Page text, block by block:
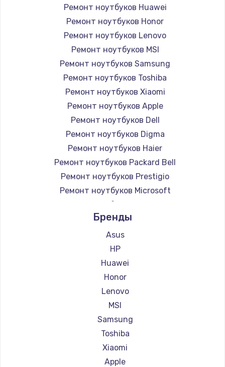
Ремонт ноутбуков Huawei
Ремонт ноутбуков Honor
Ремонт ноутбуков Lenovo
Ремонт ноутбуков MSI
Ремонт ноутбуков Samsung
Ремонт ноутбуков Toshiba
Ремонт ноутбуков Xiaomi
Ремонт ноутбуков Apple
Ремонт ноутбуков Dell
Ремонт ноутбуков Digma
Ремонт ноутбуков Haier
Ремонт ноутбуков Packard Bell
Ремонт ноутбуков Prestigio
Ремонт ноутбуков Microsoft
Ремонт ноутбуков Alienware
Ремонт ноутбуков Aquarius
Ремонт ноутбуков Gigabyte
Ремонт ноутбуков Aorus
Ремонт ноутбуков Maibenben
Ремонт ноутбуков Getac
Ремонт ноутбуков Epson
Ремонт ноутбуков Philips
Ремонт ноутбуков LG
Ремонт ноутбуков Panasonic
Ремонт ноутбуков Irbis
Ремонт ноутбуков Thunderobot
Бренды
Asus
HP
Huawei
Honor
Lenovo
MSI
Samsung
Toshiba
Xiaomi
Apple